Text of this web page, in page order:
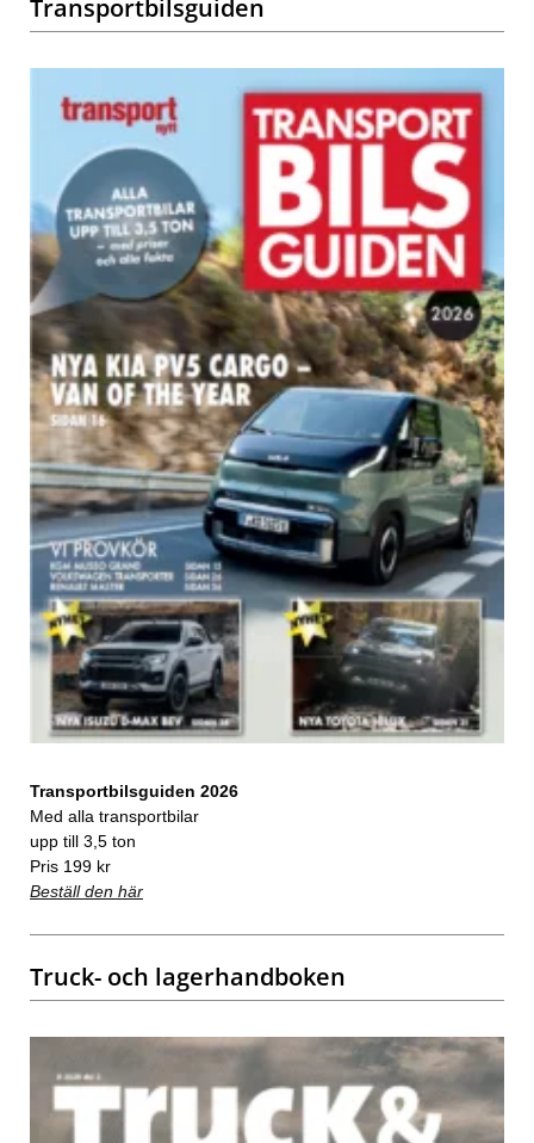
Transportbilsguiden
Transportbilsguiden 2026
Med alla transportbilar
upp till 3,5 ton
Pris 199 kr
Beställ den här
Truck- och lagerhandboken